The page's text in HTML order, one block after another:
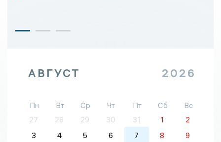
АВГУСТ 2026
Пн Вт Ср Чт Пт Сб
Вс
27
28 29 30 31 1
2
3
4 5 6 7 8
9